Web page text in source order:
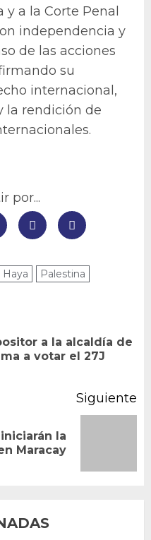
a la Corte Penal
independencia y
de las acciones
su
internacional,
la rendición de
por...
Haya Palestina
a la alcaldía de
a votar el 27J
Siguiente
la
Maracay